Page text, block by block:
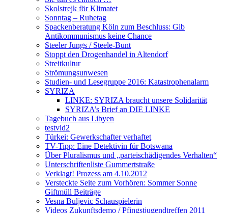
Skolstrejk för Klimatet
Sonntag – Ruhetag
Spackenberatung Köln zum Beschluss: Gib
Antikommunismus keine Chance
Steeler Jungs / Steele-Bunt
Stoppt den Drogenhandel in Altendorf
Streitkultur
Strömungsunwesen
Studien- und Lesegruppe 2016: Katastrophenalarm
SYRIZA
LINKE: SYRIZA braucht unsere Solidarität
SYRIZA’s Brief an DIE LINKE
Tagebuch aus Libyen
testvid2
Türkei: Gewerkschafter verhaftet
TV-Tipp: Eine Detektivin für Botswana
Über Pluralismus und „parteischädigendes Verhalten“
Unterschriftenliste Gummertstraße
Verklagt! Prozess am 4.10.2012
Versteckte Seite zum Vorhören: Sommer Sonne
Giftmüll Beiträge
Vesna Buljevic Schauspielerin
Videos Zukunftsdemo / Pfingstjugendtreffen 2011